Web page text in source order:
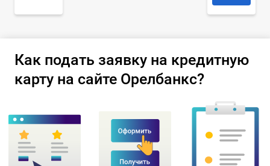
Как подать заявку на кредитную
карту на сайте Орелбанкс?